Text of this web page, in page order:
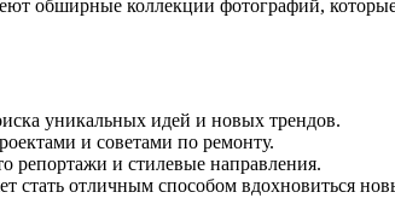
обширные коллекции фотографий,
уникальных идей и новых трендов.
и советами по ремонту.
репортажи и стилевые направления.
отличным способом вдохновиться